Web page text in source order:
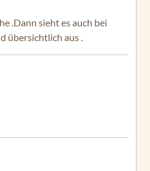
.Dann sieht es auch bei
übersichtlich aus .